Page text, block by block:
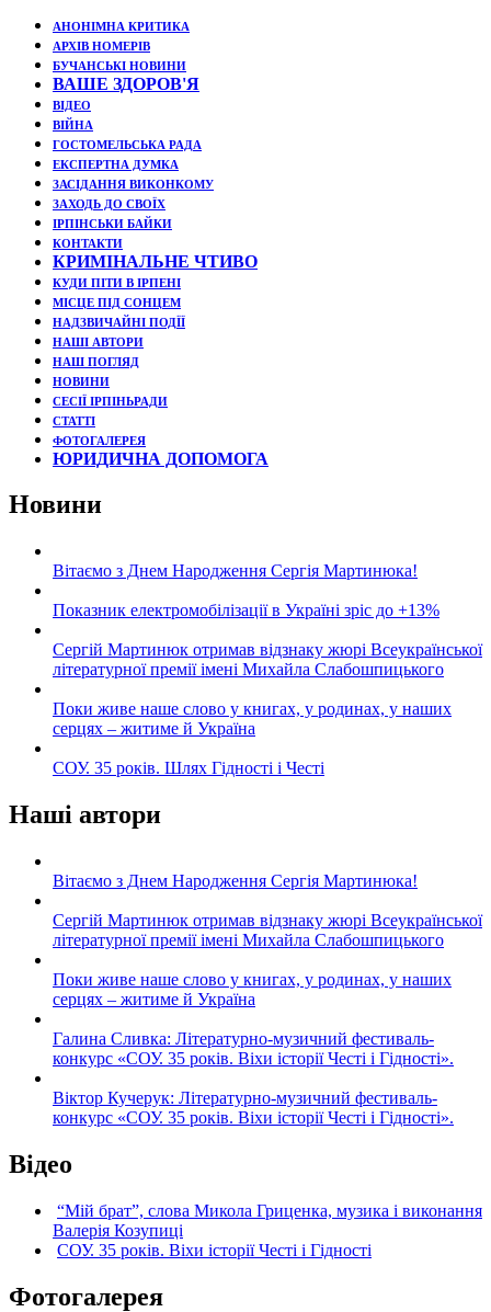
АНОНІМНА КРИТИКА
АРХІВ НОМЕРІВ
БУЧАНСЬКІ НОВИНИ
ВАШЕ ЗДОРОВ'Я
ВІДЕО
ВІЙНА
ГОСТОМЕЛЬСЬКА РАДА
ЕКСПЕРТНА ДУМКА
ЗАСІДАННЯ ВИКОНКОМУ
ЗАХОДЬ ДО СВОЇХ
ІРПІНСЬКИ БАЙКИ
КОНТАКТИ
КРИМІНАЛЬНЕ ЧТИВО
КУДИ ПІТИ В ІРПЕНІ
МІСЦЕ ПІД СОНЦЕМ
НАДЗВИЧАЙНІ ПОДЇЇ
НАШІ АВТОРИ
НАШ ПОГЛЯД
НОВИНИ
СЕСІЇ ІРПІНЬРАДИ
СТАТТІ
ФОТОГАЛЕРЕЯ
ЮРИДИЧНА ДОПОМОГА
Новини
Вітаємо з Днем Народження Сергія Мартинюка!
Показник електромобілізації в Україні зріс до +13%
Сергій Мартинюк отримав відзнаку жюрі Всеукраїнської
літературної премії імені Михайла Слабошпицького
Поки живе наше слово у книгах, у родинах, у наших
серцях – житиме й Україна
СОУ. 35 років. Шлях Гідності і Честі
Наші автори
Вітаємо з Днем Народження Сергія Мартинюка!
Сергій Мартинюк отримав відзнаку жюрі Всеукраїнської
літературної премії імені Михайла Слабошпицького
Поки живе наше слово у книгах, у родинах, у наших
серцях – житиме й Україна
Галина Сливка: Літературно-музичний фестиваль-
конкурс «СОУ. 35 років. Віхи історії Честі і Гідності».
Віктор Кучерук: Літературно-музичний фестиваль-
конкурс «СОУ. 35 років. Віхи історії Честі і Гідності».
Відео
“Мій брат”, слова Микола Гриценка, музика і виконання
Валерія Козупиці
СОУ. 35 років. Віхи історії Честі і Гідності
Фотогалерея